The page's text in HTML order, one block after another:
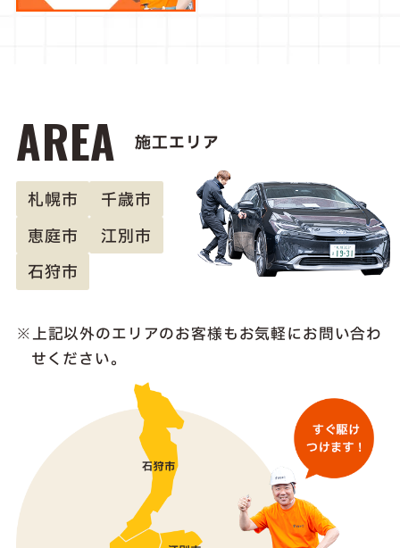
AREA 施工エリア
札幌市
千歳市
恵庭市
江別市
石狩市
上記以外のエリアのお客様もお気軽にお問い合わ
せください。